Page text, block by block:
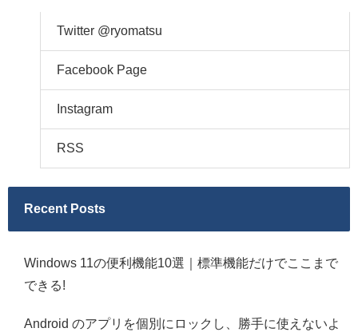
Twitter @ryomatsu
Facebook Page
Instagram
RSS
Recent Posts
Windows 11の便利機能10選｜標準機能だけでここまで
できる!
Android のアプリを個別にロックし、勝手に使えないよ